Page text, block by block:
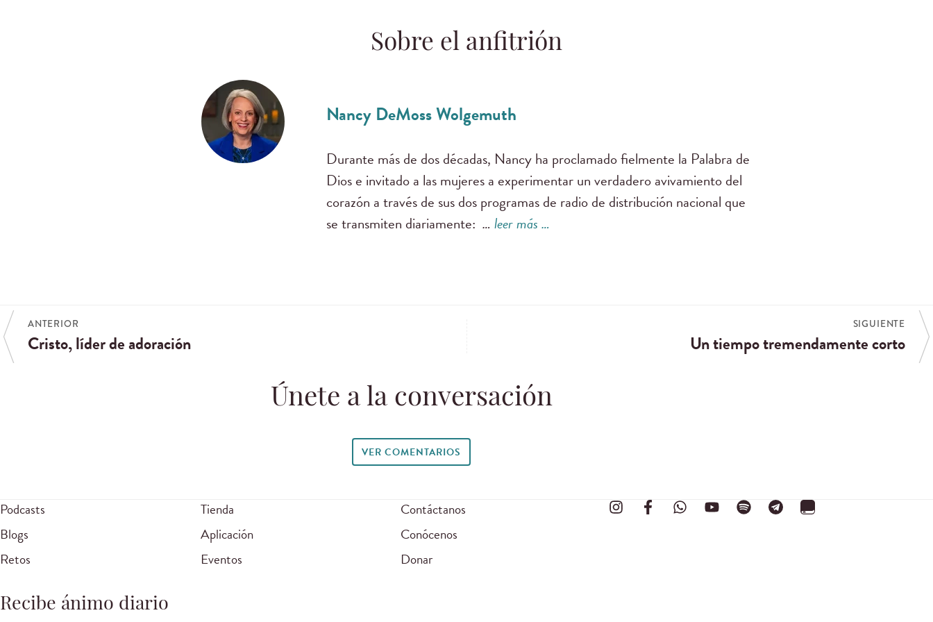
Sobre el anfitrión
Nancy DeMoss Wolgemuth
Durante más de dos décadas, Nancy ha proclamado fielmente la Palabra de
Dios e invitado a las mujeres a experimentar un verdadero avivamiento del
corazón a través de sus dos programas de radio de distribución nacional que
se transmiten diariamente: …leer más …
ANTERIOR
Cristo, líder de adoración
SIGUIENTE
Un tiempo tremendamente corto
Únete a la conversación
VER COMENTARIOS
Podcasts
Blogs
Retos
Tienda
Aplicación
Eventos
Contáctanos
Conócenos
Donar
Recibe ánimo diario